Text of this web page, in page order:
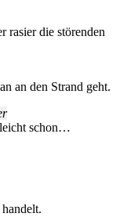
rasier die störenden
an den Strand geht.
schon…